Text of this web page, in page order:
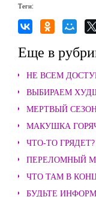
Теги:
Еще в
НЕ ВСЕМ
ВЫБИРАЕМ
МЕРТВЫЙ
МАКУШКА
ЧТО-ТО ГРЯДЕТ?
ПЕРЕЛОМНЫЙ
ЧТО ТАМ В
БУДЬТЕ